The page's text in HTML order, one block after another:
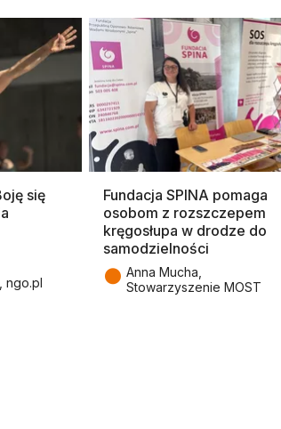
się
ngo.pl
Fundacja SPINA pomaga
osobom z rozszczepem
kręgosłupa w drodze do
samodzielności
● Anna Mucha,
Stowarzyszenie MOST